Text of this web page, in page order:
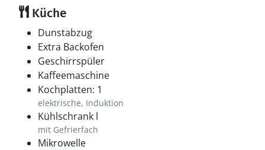
Küche
Dunstabzug
Extra Backofen
Geschirrspüler
Kaffeemaschine
Kochplatten: 1
elektrische, Induktion
Kühlschrank l
mit Gefrierfach
Mikrowelle